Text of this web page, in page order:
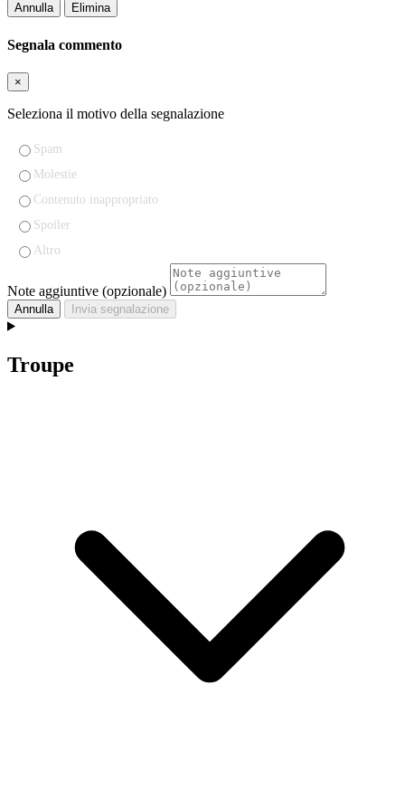
Annulla Elimina
Segnala commento
×
Seleziona il motivo della segnalazione
Spam
Molestie
Contenuto inappropriato
Spoiler
Altro
Note aggiuntive (opzionale)
Annulla Invia segnalazione
Troupe